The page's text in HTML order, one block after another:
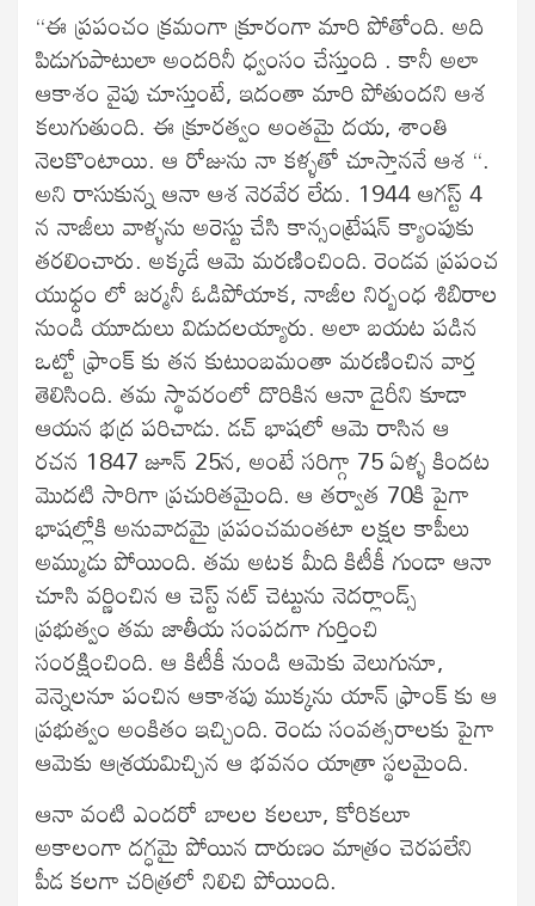
“ఈ ప్రపంచం క్రమంగా క్రూరంగా మారి పోతోంది. అది
పిడుగుపాటులా అందరినీ ధ్వంసం చేస్తుంది . కానీ అలా
ఆకాశం వైపు చూస్తుంటే, ఇదంతా మారి పోతుందని ఆశ
కలుగుతుంది. ఈ క్రూరత్వం అంతమై దయ, శాంతి
నెలకొంటాయి. ఆ రోజును నా కళ్ళతో చూస్తాననే ఆశ “.
అని రాసుకున్న ఆనా ఆశ నెరవేర లేదు. 1944 ఆగస్ట్ 4
న నాజీలు వాళ్ళను అరెస్టు చేసి కాన్సంట్రేషన్ క్యాంపుకు
తరలించారు. అక్కడే ఆమె మరణించింది. రెండవ ప్రపంచ
యుధ్ధం లో జర్మనీ ఓడిపోయాక, నాజీల నిర్బంధ శిబిరాల
నుండి యూదులు విడుదలయ్యారు. అలా బయట పడిన
ఒట్టో ఫ్రాంక్ కు తన కుటుంబమంతా మరణించిన వార్త
తెలిసింది. తమ స్థావరంలో దొరికిన ఆనా డైరీని కూడా
ఆయన భద్ర పరిచాడు. డచ్ భాషలో ఆమె రాసిన ఆ
రచన 1847 జూన్ 25న, అంటే సరిగ్గా 75 ఏళ్ళ కిందట
మొదటి సారిగా ప్రచురితమైంది. ఆ తర్వాత 70కి పైగా
భాషల్లోకి అనువాదమై ప్రపంచమంతటా లక్షల కాపీలు
అమ్ముడు పోయింది. తమ అటక మీది కిటీకీ గుండా ఆనా
చూసి వర్ణించిన ఆ చెస్ట్ నట్ చెట్టును నెదర్లాండ్స్
ప్రభుత్వం తమ జాతీయ సంపదగా గుర్తించి
సంరక్షించింది. ఆ కిటీకీ నుండి ఆమెకు వెలుగునూ,
వెన్నెలనూ పంచిన ఆకాశపు ముక్కను యాన్ ఫ్రాంక్ కు ఆ
ప్రభుత్వం అంకితం ఇచ్చింది. రెండు సంవత్సరాలకు పైగా
ఆమెకు ఆశ్రయమిచ్చిన ఆ భవనం యాత్రా స్థలమైంది.
ఆనా వంటి ఎందరో బాలల కలలూ, కోరికలూ
అకాలంగా దగ్ధమై పోయిన దారుణం మాత్రం చెరపలేని
పీడ కలగా చరిత్రలో నిలిచి పోయింది.